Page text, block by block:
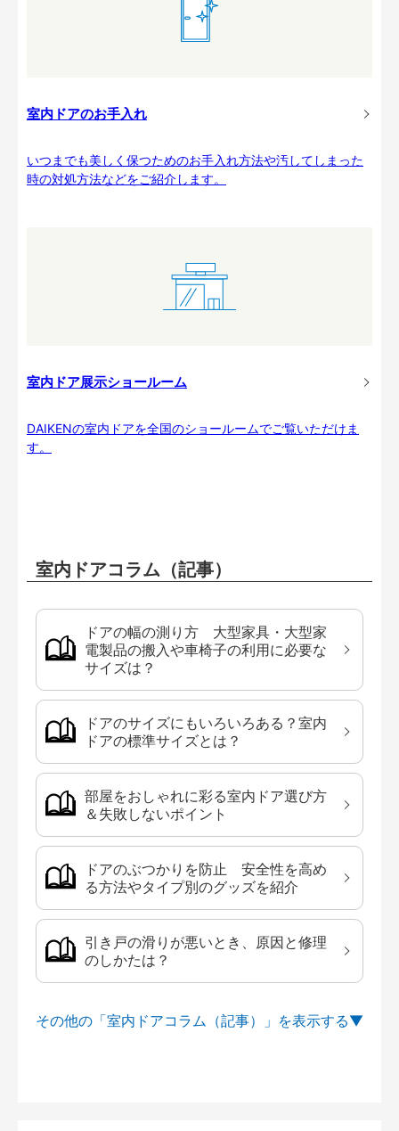
室内ドアのお手入れ
いつまでも美しく保つためのお手入れ方法や汚してしまった
時の対処方法などをご紹介します。
室内ドア展示ショールーム
DAIKENの室内ドアを全国のショールームでご覧いただけま
す。
室内ドアコラム（記事）
ドアの幅の測り方 大型家具・大型家
電製品の搬入や車椅子の利用に必要な
サイズは？
ドアのサイズにもいろいろある？室内
ドアの標準サイズとは？
部屋をおしゃれに彩る室内ドア選び方
＆失敗しないポイント
ドアのぶつかりを防止 安全性を高め
る方法やタイプ別のグッズを紹介
引き戸の滑りが悪いとき、原因と修理
のしかたは？
その他の「室内ドアコラム（記事）」を